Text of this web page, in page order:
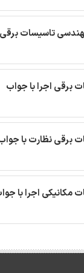
تاسیسات
برقی اجرا با جواب
برقی نظارت با
مکانیکی اجرا با